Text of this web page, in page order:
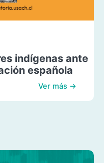
indígenas ante
española
Ver más →